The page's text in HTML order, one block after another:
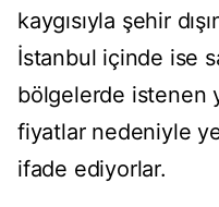
kaygısıyla şehir
İstanbul içinde ise
bölgelerde istenen
fiyatlar nedeniyle
ifade ediyorlar.